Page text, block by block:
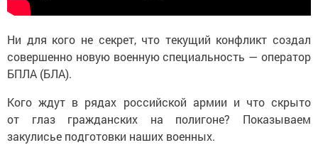
Ни для кого не секрет, что текущий конфликт создал
совершенно новую военную специальность — оператор
БПЛА (БЛА).
Кого ждут в рядах российской армии и что скрыто
от глаз гражданских на полигоне? Показываем
закулисье подготовки наших военных.